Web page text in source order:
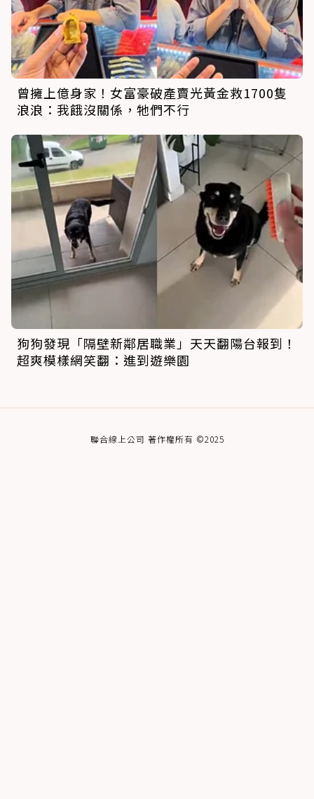
曾擁上億身家！女富豪破產賣光黃金救1700隻
浪浪：我餓沒關係，牠們不行
狗狗發現「隔壁新鄰居職業」天天翻陽台報到！
超爽模樣網笑翻：進到遊樂園
聯合線上公司 著作權所有 ©2025